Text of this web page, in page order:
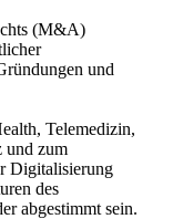
(M&A)
und
Telemedizin,
und zum
Digitalisierung
des
abgestimmt sein.